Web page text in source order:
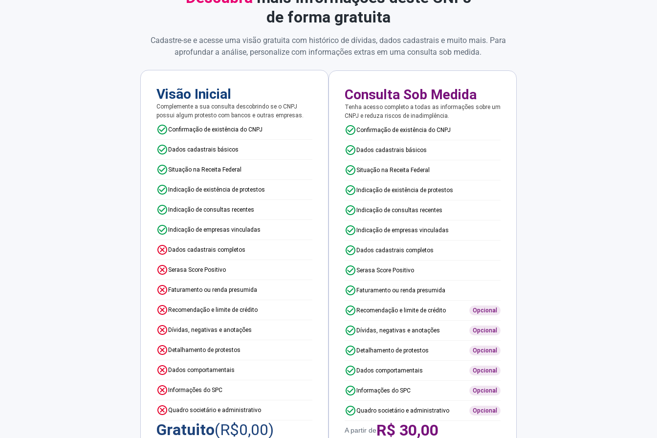
de forma gratuita
Cadastre-se e acesse uma visão gratuita com histórico de dívidas, dados cadastrais e muito mais. Para
aprofundar a análise, personalize com informações extras em uma consulta sob medida.
Visão Inicial
Complemente a sua consulta descobrindo se o CNPJ
possui algum protesto com bancos e outras empresas.
Confirmação de existência do CNPJ
Dados cadastrais básicos
Situação na Receita Federal
Indicação de existência de protestos
Indicação de consultas recentes
Indicação de empresas vinculadas
Dados cadastrais completos
Serasa Score Positivo
Faturamento ou renda presumida
Recomendação e limite de crédito
Dívidas, negativas e anotações
Detalhamento de protestos
Dados comportamentais
Informações do SPC
Quadro societário e administrativo
Gratuito(R$0,00)
Consulta Sob Medida
Tenha acesso completo a todas as informações sobre um
CNPJ e reduza riscos de inadimplência.
Confirmação de existência do CNPJ
Dados cadastrais básicos
Situação na Receita Federal
Indicação de existência de protestos
Indicação de consultas recentes
Indicação de empresas vinculadas
Dados cadastrais completos
Serasa Score Positivo
Faturamento ou renda presumida
Recomendação e limite de crédito Opcional
Dívidas, negativas e anotações Opcional
Detalhamento de protestos Opcional
Dados comportamentais Opcional
Informações do SPC Opcional
Quadro societário e administrativo Opcional
A partir deR$ 30,00